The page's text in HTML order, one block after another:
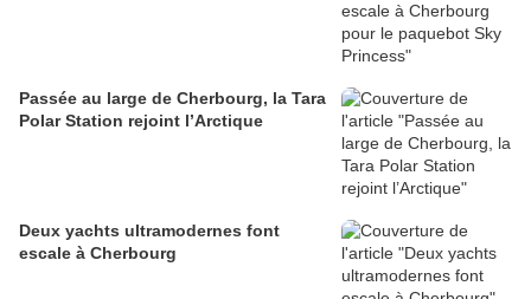
Passée au large de Cherbourg, la Tara
Polar Station rejoint l’Arctique
Deux yachts ultramodernes font
escale à Cherbourg